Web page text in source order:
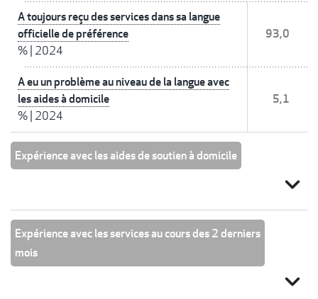
A toujours reçu des services dans sa langue
officielle de préférence
% 2024
93,0
A eu un problème au niveau de la langue avec
les aides à domicile
% 2024
5,1
Expérience avec les aides de soutien à domicile
expand_more
Expérience avec les services au cours des 2 derniers
mois
expand_more